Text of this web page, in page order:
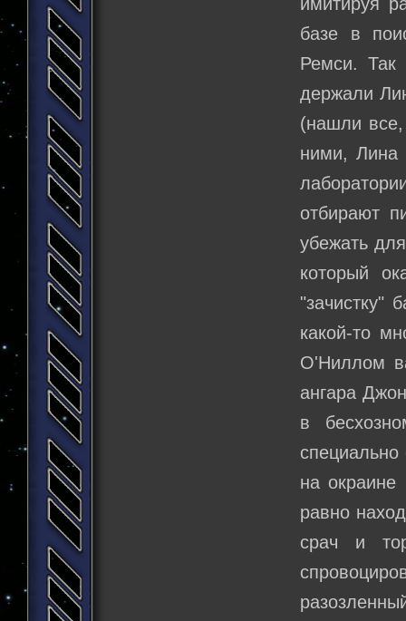
имитируя
базе в
Ремси. Так
держали
(нашли все,
ними, Лина
отбирают
убежать
который
"зачистку"
какой-то
О'Ниллом
ангара
в
на окраине
равно
срач и